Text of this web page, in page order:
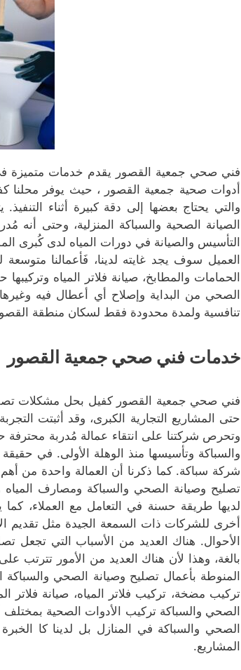
فني صحي جمعية القصور يقدم خدمات متميزة في
أدوات صحية جمعية القصور ، حيث يوفر محلنا
والتي يحتاج بعضها إلى دقة كبيرة أثناء
الصيانة الصحية والسباكة المنزلية، وحتى
التأسيس والصيانة في دورات المياه لدى كُبرى
العميل سوف يجد غايته لدينا، فَأعمالنا
الحمامات والمطابخ، صيانة فلاتر المياه
الصحي من البداية وإصلاح أي أعطال فيه
تنافسية ولمدة محدودة فقط لسكان منطقة
خدمات فني صحي جمعية القصور
فني صحي جمعية القصور كفيل بحل مشكلات
حتى المشاريع التجارية الكبرى، وقد أثبتت
وتحرص شركتنا على انتقاء عمالة مُدربة
والسباكة وتأسيسها منذ الوهلة الأولى. في
شركة سباكة. كما ذكرنا أن العمالة واحدة من
تصليح وصيانة الصحي والسباكة ومصارف
لديها طريقة حسنة في التعامل مع العملاء،
أخرى للشركات ذات السمعة الجيدة مثل تقديم
الأحوال. هناك العديد من الأسباب التي تجعل
بالغة، وهذا لأن هناك العديد من الأمور تترتب
المنوطة بأعمال تصليح وصيانة الصحي
تركيب مضخة، تركيب فلاتر المياه، صيانة فلاتر
الصحي والسباكة تركيب الأدوات الصحية بمختلف
الصحي والسباكة في المنازل بل لدينا كا
المشاريع.